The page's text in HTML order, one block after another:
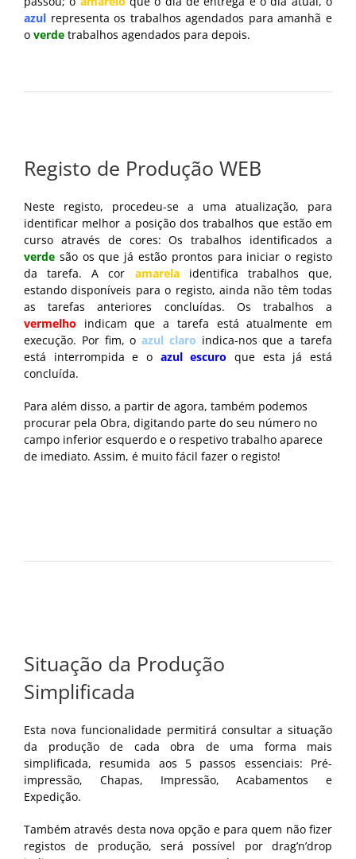
azul representa os trabalhos agendados para amanhã e
o verde trabalhos agendados para depois.
Registo de Produção WEB
Neste registo, procedeu-se a uma atualização, para
identificar melhor a posição dos trabalhos que estão em
curso através de cores: Os trabalhos identificados a
verde são os que já estão prontos para iniciar o registo
da tarefa. A cor amarela
identifica trabalhos que,
estando disponíveis para o registo, ainda não têm todas
as tarefas anteriores concluídas. Os trabalhos a
vermelho
indicam que a tarefa está atualmente em
execução. Por fim, oazul claro indica-nos que a tarefa
está interrompida e o azul escuro que esta já está
concluída.
Para além disso, a partir de agora, também podemos
procurar pela Obra, digitando parte do seu número no
campo inferior esquerdo e o respetivo trabalho aparece
de imediato. Assim, é muito fácil fazer o registo!
Situação da Produção
Simplificada
Esta nova funcionalidade permitirá consultar a situação
da produção de cada obra de uma forma mais
simplificada, resumida aos 5 passos essenciais: Pré-
impressão, Chapas, Impressão, Acabamentos e
Expedição.
Também através desta nova opção e para quem não fizer
registos de produção, será possível por drag’n’drop